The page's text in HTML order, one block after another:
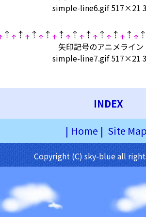
simple-line6.gif 517×21
矢印記号のアニメライン
simple-line7.gif 517×21
INDEX
| Home | Site Map
Copyright (C) sky-blue all